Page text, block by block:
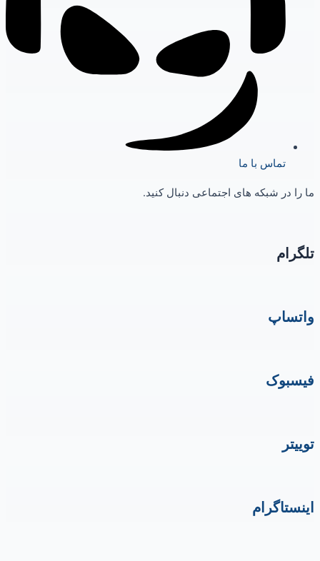
تماس با ما
ما را در شبکه های اجتماعی دنبال کنید.
تلگرام
واتساپ
فیسبوک
توییتر
اینستاگرام